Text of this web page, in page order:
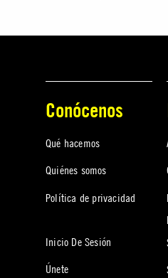
Conócenos
Qué hacemos
Quiénes somos
Política de privacidad
Inicio De Sesión
Únete